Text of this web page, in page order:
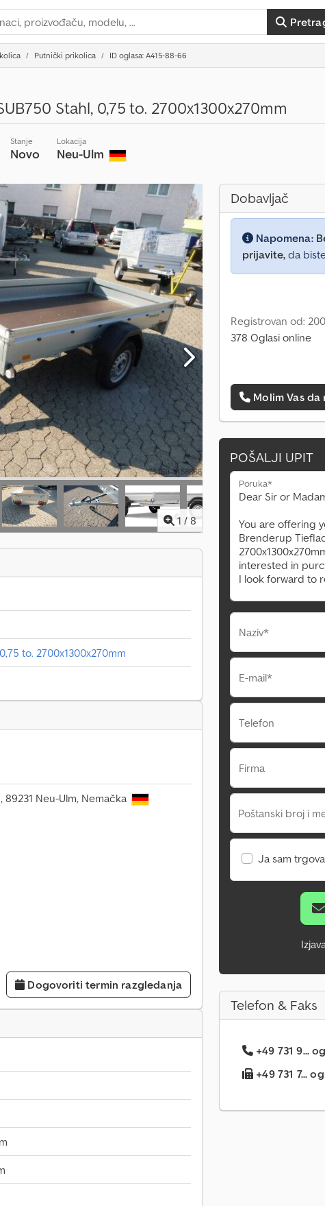
Putnički prikolica ID oglasa: A415-88-66
Stahl, 0,75 to. 2700x1300x270mm
Stanje
Novo
Lokacija
Neu-Ulm
1 / 8
to. 2700x1300x270mm
89231 Neu-Ulm, Nemačka
Dogovoriti termin razgledanja
Dobavljač
Napomena:
prijavite, da
Registrovan od:
378 Oglasi online
Molim Vas
POŠALJI UPIT
Poruka*
Naziv*
E-mail*
Telefon
Firma
Poštanski broj i
Ja sam
Telefon & Faks
+49 731 9...
+49 731 7...